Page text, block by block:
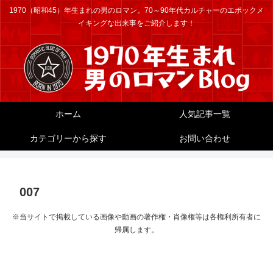
1970（昭和45）年生まれの男のロマン。70～90年代カルチャーのエポックメ
イキングな出来事をご紹介します！
ホーム 人気記事一覧
カテゴリーから探す お問い合わせ
007
※当サイトで掲載している画像や動画の著作権・肖像権等は各権利所有者に
帰属します。